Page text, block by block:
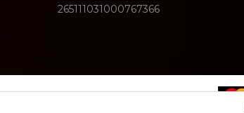
265111031000767366